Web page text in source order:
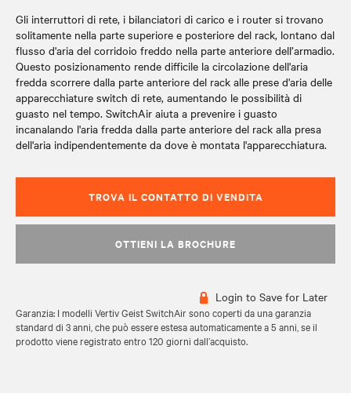
Gli interruttori di rete, i bilanciatori di carico e i router si trovano
solitamente nella parte superiore e posteriore del rack, lontano dal
flusso d'aria del corridoio freddo nella parte anteriore dell’armadio.
Questo posizionamento rende difficile la circolazione dell'aria
fredda scorrere dalla parte anteriore del rack alle prese d'aria delle
apparecchiature switch di rete, aumentando le possibilità di
guasto nel tempo. SwitchAir aiuta a prevenire i guasto
incanalando l'aria fredda dalla parte anteriore del rack alla presa
dell'aria indipendentemente da dove è montata l'apparecchiatura.
TROVA IL CONTATTO DI VENDITA
OTTIENI LA BROCHURE
Login to Save for Later
Garanzia: I modelli Vertiv Geist SwitchAir sono coperti da una garanzia
standard di 3 anni, che può essere estesa automaticamente a 5 anni, se il
prodotto viene registrato entro 120 giorni dall’acquisto.